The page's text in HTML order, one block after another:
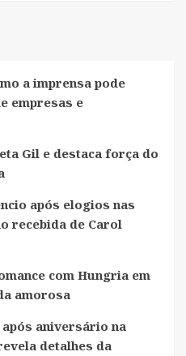
a imprensa pode
empresas e
Gil e destaca força do
após elogios nas
recebida de Carol
com Hungria em
amorosa
após aniversário na
detalhes da